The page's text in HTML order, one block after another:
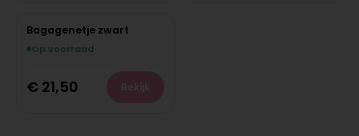
Bagagenetje zwart
Op voorraad
€ 21,50